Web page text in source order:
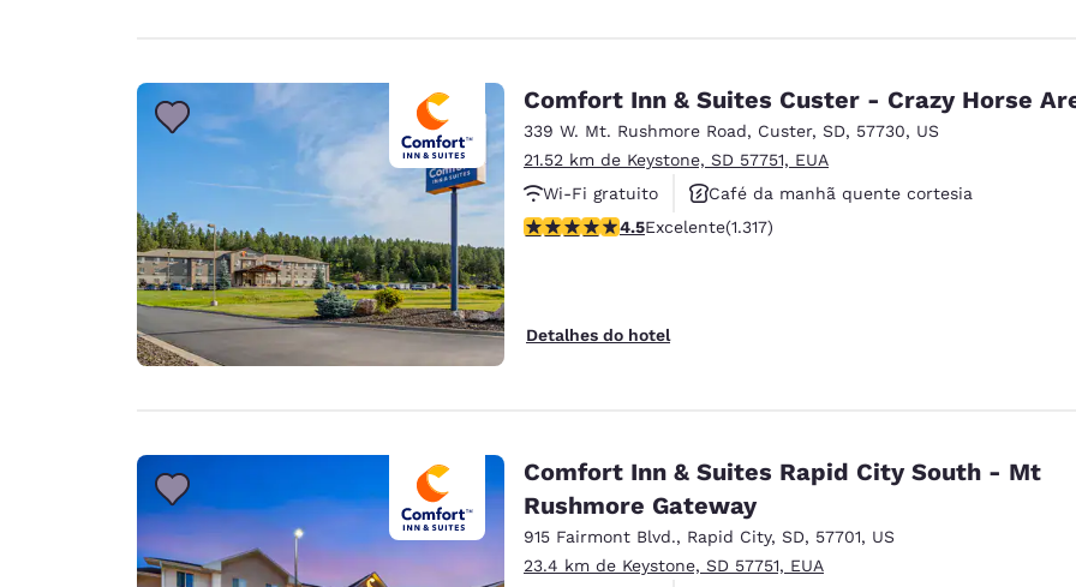
Comfort Inn & Suites Custer - Crazy Horse
339 W. Mt. Rushmore Road, Custer, SD, 57730, US
21.52 km de Keystone, SD 57751, EUA
Wi-Fi gratuito
Café da manhã quente cortesia
Não fumante
classificação 4.49 estrelas. Excelente. 1317 avaliações
4.5Excelente(1.317)
Detalhes do hotel
Comfort Inn & Suites Rapid City South - Mt
Rushmore Gateway
915 Fairmont Blvd., Rapid City, SD, 57701, US
23.4 km de Keystone, SD 57751, EUA